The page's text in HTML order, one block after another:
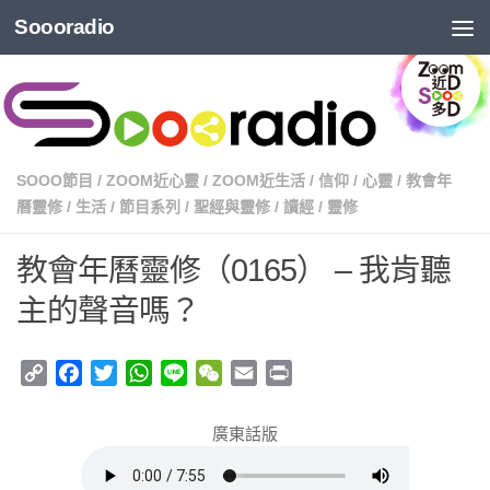
Soooradio
SOOO節目 / ZOOM近心靈 / ZOOM近生活 / 信仰 / 心靈 / 教會年
曆靈修 / 生活 / 節目系列 / 聖經與靈修 / 讀經 / 靈修
教會年曆靈修（0165） – 我肯聽
主的聲音嗎？
Copy
Facebook
TwitterWhatsApp
Line WeChat
Email
廣東話版